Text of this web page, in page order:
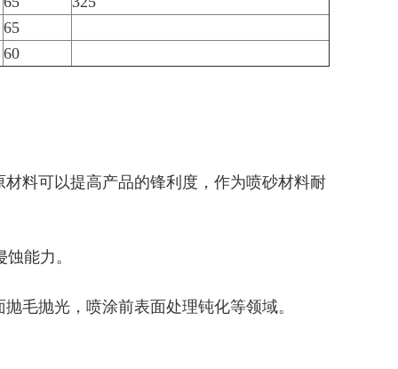
65
60
料可以提高产品的锋利度，作为喷砂材料耐
能力。
毛抛光，喷涂前表面处理钝化等领域。